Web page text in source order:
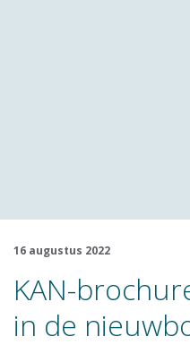
16 augustus 2022
KAN-
in de